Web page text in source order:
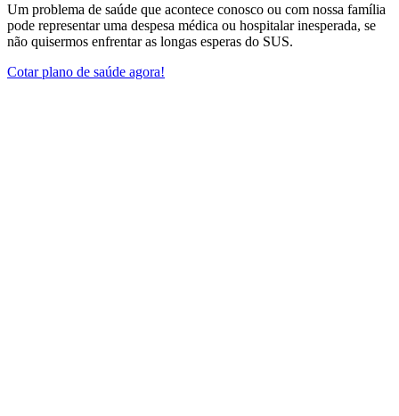
Um problema de saúde que acontece conosco ou com nossa família
pode representar uma despesa médica ou hospitalar inesperada, se
não quisermos enfrentar as longas esperas do SUS.
Cotar plano de saúde agora!